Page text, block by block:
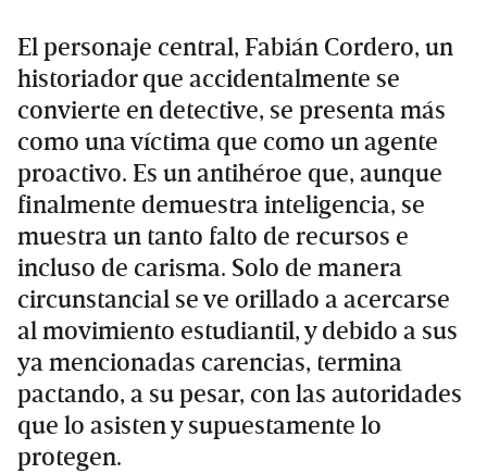
El personaje central, Fabián Cordero, un
historiador que accidentalmente se
convierte en detective, se presenta más
como una víctima que como un agente
proactivo. Es un antihéroe que, aunque
finalmente demuestra inteligencia, se
muestra un tanto falto de recursos e
incluso de carisma. Solo de manera
circunstancial se ve orillado a acercarse
al movimiento estudiantil, y debido a sus
ya mencionadas carencias, termina
pactando, a su pesar, con las autoridades
que lo asisten y supuestamente lo
protegen.